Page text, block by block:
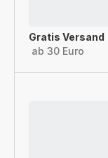
Gratis Versand
ab 30 Euro